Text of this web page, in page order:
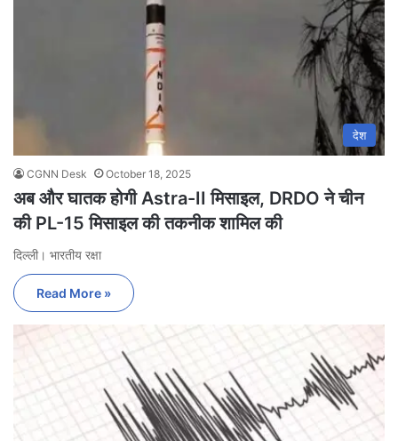
देश
CGNN Desk October 18, 2025
अब और घातक होगी Astra-II मिसाइल, DRDO ने चीन
की PL-15 मिसाइल की तकनीक शामिल की
दिल्ली। भारतीय रक्षा
Read More »